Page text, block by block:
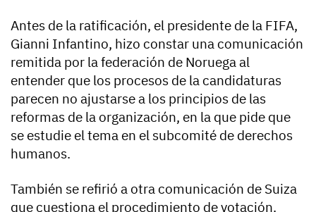
Antes de la ratificación, el presidente de la FIFA,
Gianni Infantino, hizo constar una comunicación
remitida por la federación de Noruega al
entender que los procesos de la candidaturas
parecen no ajustarse a los principios de las
reformas de la organización, en la que pide que
se estudie el tema en el subcomité de derechos
humanos.
También se refirió a otra comunicación de Suiza
que cuestiona el procedimiento de votación.